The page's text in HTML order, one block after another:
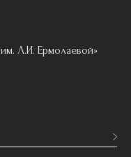
Л.И. Ермолаевой»